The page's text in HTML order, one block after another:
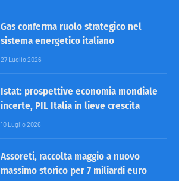
Gas conferma ruolo strategico nel
sistema energetico italiano
27 Luglio 2026
Istat: prospettive economia mondiale
incerte, PIL Italia in lieve crescita
10 Luglio 2026
Assoreti, raccolta maggio a nuovo
massimo storico per 7 miliardi euro